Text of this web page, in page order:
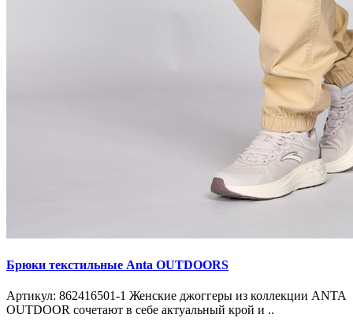
Брюки текстильные Anta OUTDOORS
Артикул: 862416501-1 Женские джоггеры из коллекции ANTA
OUTDOOR сочетают в себе актуальный крой и ..